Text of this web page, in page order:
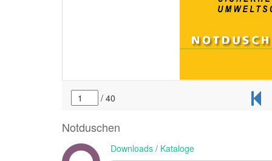
Notduschen
Downloads / Kataloge